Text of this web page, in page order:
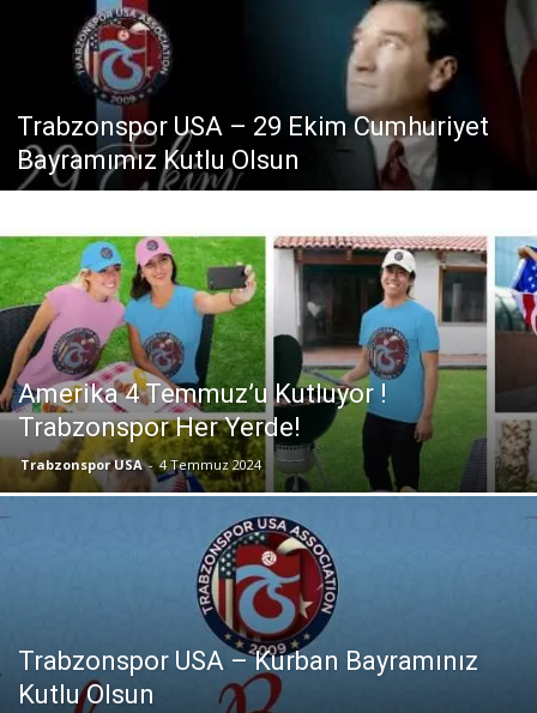
Trabzonspor USA – 29 Ekim Cumhuriyet
Bayramımız Kutlu Olsun
Amerika 4 Temmuz’u Kutluyor !
Trabzonspor Her Yerde!
Trabzonspor USA - 4 Temmuz 2024
Trabzonspor USA – Kurban Bayramınız
Kutlu Olsun